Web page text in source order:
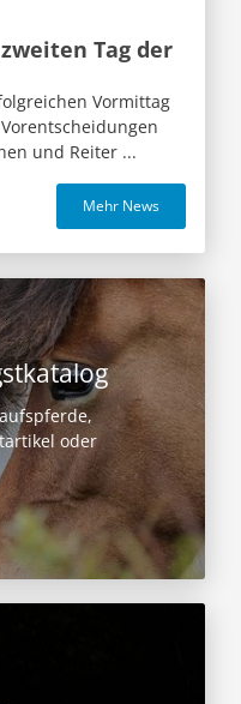
Tag der
Vormittag
und Reiter ...
Mehr News
oder